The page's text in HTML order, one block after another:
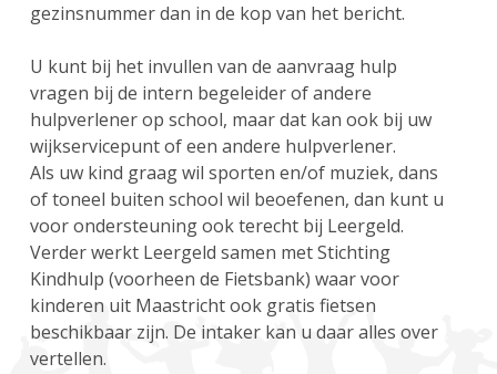
gezinsnummer dan in de kop van het bericht.
U kunt bij het invullen van de aanvraag hulp
vragen bij de intern begeleider of andere
hulpverlener op school, maar dat kan ook bij uw
wijkservicepunt of een andere hulpverlener.
Als uw kind graag wil sporten en/of muziek, dans
of toneel buiten school wil beoefenen, dan kunt u
voor ondersteuning ook terecht bij Leergeld.
Verder werkt Leergeld samen met Stichting
Kindhulp (voorheen de Fietsbank) waar voor
kinderen uit Maastricht ook gratis fietsen
beschikbaar zijn. De intaker kan u daar alles over
vertellen.